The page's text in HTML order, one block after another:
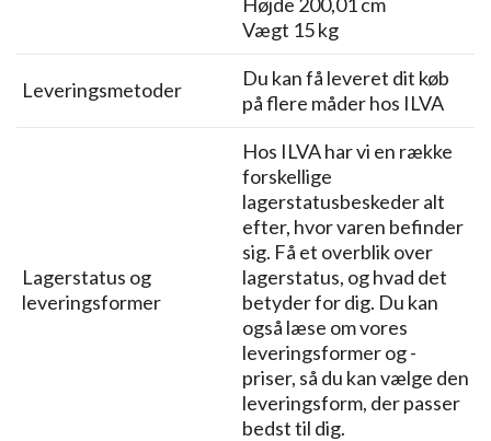
Vægt 15 kg
Leveringsmetoder
Du kan få leveret dit køb
på flere måder hos ILVA
Lagerstatus og
leveringsformer
Hos ILVA har vi en række
forskellige
lagerstatusbeskeder alt
efter, hvor varen befinder
sig. Få et overblik over
lagerstatus, og hvad det
betyder for dig. Du kan
også læse om vores
leveringsformer og -
priser, så du kan vælge den
leveringsform, der passer
bedst til dig.